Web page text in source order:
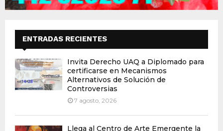
ENTRADAS RECIENTES
Invita Derecho UAQ a Diplomado para
certificarse en Mecanismos
Alternativos de Solución de
Controversias
7 agosto, 2026
Llega al Centro de Arte Emergente la